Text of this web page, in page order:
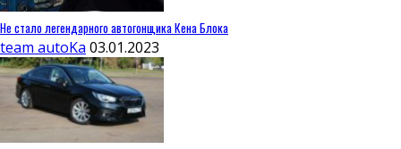
Не стало легендарного автогонщика Кена Блока
team autoKa 03.01.2023